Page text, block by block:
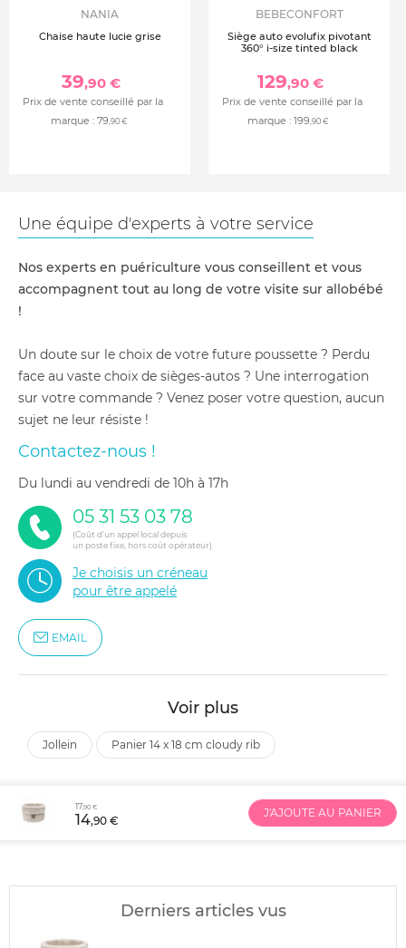
NANIA
Chaise haute lucie grise
39,90 €
Prix de vente conseillé par la
marque : 79,90 €
BEBECONFORT
Siège auto evolufix pivotant
360° i-size tinted black
129,90 €
Prix de vente conseillé par la
marque : 199,90 €
Une équipe d'experts à votre service
Nos experts en puériculture vous conseillent et vous
accompagnent tout au long de votre visite sur allobébé
!
Un doute sur le choix de votre future poussette ? Perdu
face au vaste choix de sièges-autos ? Une interrogation
sur votre commande ? Venez poser votre question, aucun
sujet ne leur résiste !
Contactez-nous !
du lundi au vendredi de 10h à 17h
05 31 53 03 78
(Coût d'un appel local depuis
un poste fixe, hors coût opérateur)
Je choisis un créneau
pour être appelé
EMAIL
Voir plus
jollein panier 14 x 18 cm cloudy rib
17,90 €
14,90 €
J'AJOUTE AU PANIER
Derniers articles vus